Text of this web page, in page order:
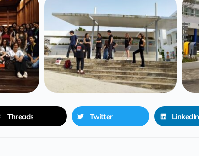
Threads Twitter LinkedIn